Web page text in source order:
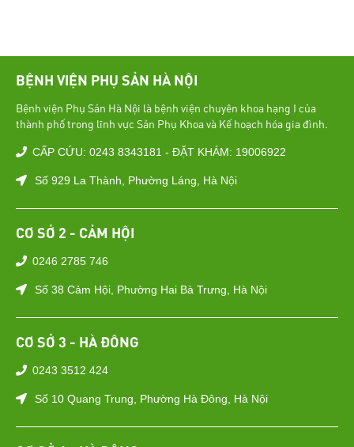
BỆNH VIỆN PHỤ SẢN HÀ NỘI
Bệnh viện Phụ Sản Hà Nội là bệnh viện chuyên khoa hạng I của
thành phố trong lĩnh vực Sản Phụ Khoa và Kế hoạch hóa gia đình.
CẤP CỨU: 0243 8343181 - ĐẶT KHÁM: 19006922
Số 929 La Thành, Phường Láng, Hà Nội
CƠ SỞ 2 - CẢM HỘI
0246 2785 746
Số 38 Cảm Hội, Phường Hai Bà Trưng, Hà Nội
CƠ SỞ 3 - HÀ ĐÔNG
0243 3512 424
Số 10 Quang Trung, Phường Hà Đông, Hà Nội